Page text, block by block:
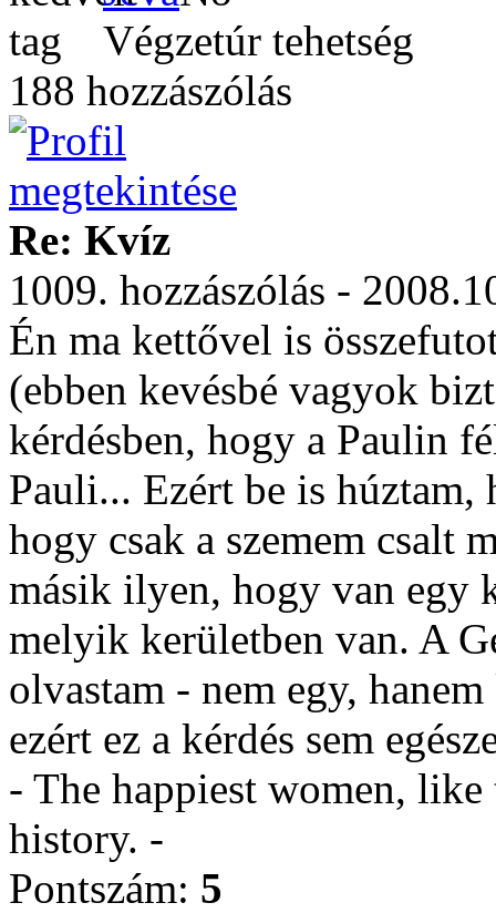
Végzetúr tehetség
188 hozzászólás
Re: Kvíz
1009. hozzászólás -
Én ma kettővel is
(ebben kevésbé vagyok
kérdésben, hogy a Paulin
Pauli... Ezért be is
hogy csak a szemem csalt
másik ilyen, hogy van egy
melyik kerületben van. A
olvastam - nem egy,
ezért ez a kérdés sem
- The happiest women,
history. -
Pontszám: 5